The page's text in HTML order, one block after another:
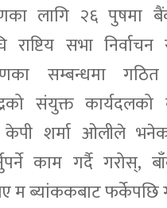
लागि २६ पुषमा
राष्टिय सभा
सम्बन्धमा
संयुक्त
शर्मा ओलीले
काम गर्दै गरोस्,
म ब्यांककबाट फर्केपछि